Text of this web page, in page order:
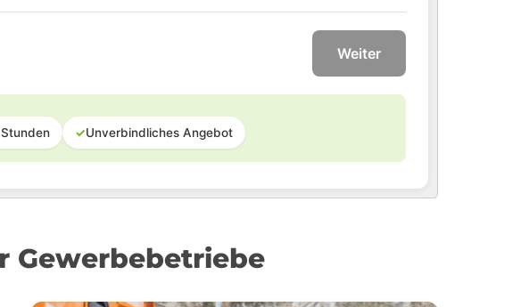
Weiter
✓Unverbindliches Angebot
Gewerbebetriebe